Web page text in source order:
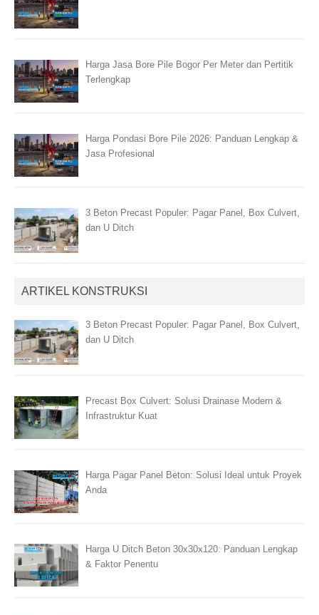
Harga Jasa Bore Pile Bogor Per Meter dan Pertitik
Terlengkap
Harga Pondasi Bore Pile 2026: Panduan Lengkap &
Jasa Profesional
3 Beton Precast Populer: Pagar Panel, Box Culvert,
dan U Ditch
ARTIKEL KONSTRUKSI
3 Beton Precast Populer: Pagar Panel, Box Culvert,
dan U Ditch
Precast Box Culvert: Solusi Drainase Modern &
Infrastruktur Kuat
Harga Pagar Panel Beton: Solusi Ideal untuk Proyek
Anda
Harga U Ditch Beton 30x30x120: Panduan Lengkap
& Faktor Penentu